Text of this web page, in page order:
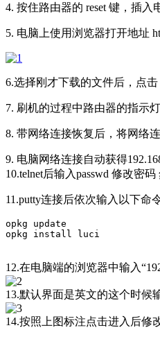
4. 按住路由器的 reset 键，插
5. 电脑上使用浏览器打开地址
6.选择刚才下载的文件后，点击
7. 刷机的过程中路由器的指示
8. 带网络连接恢复后，将网络
9. 电脑网络连接自动获得
10.telnet后输入passwd 修改密
11.putty连接后依次输入以下命
opkg update
12.在电脑端的浏览器中输入
13.默认界面是英文的这个时候
14.按照上图标注点击进入后修